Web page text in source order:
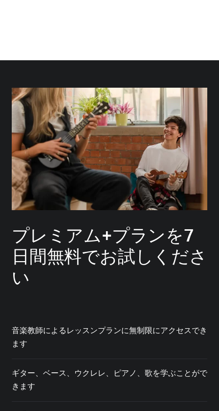
プレミアム+プランを7
日間無料でお試しくださ
い
音楽教師によるレッスンプランに無制限にアクセスでき
ます
ギター、ベース、ウクレレ、ピアノ、歌を学ぶことがで
きます